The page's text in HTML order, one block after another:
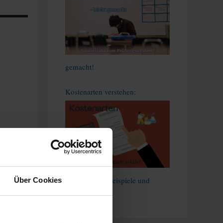
Über Cookies
gemacht!
Kostenarten verstehen:
Definitionen, Beispiele und
Anwendung